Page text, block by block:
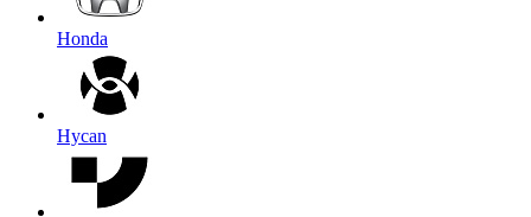
Honda
Hycan